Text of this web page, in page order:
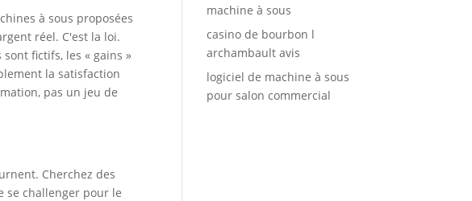
à sous proposées
réel. C'est la loi.
sont fictifs, les « gains »
la satisfaction
pas un jeu de
Cherchez des
se challenger pour le
machine à sous
casino de bourbon l
archambault avis
logiciel de machine à sous
pour salon commercial